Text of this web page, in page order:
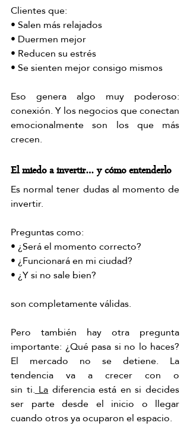
Clientes que:
• Salen más relajados
• Duermen mejor
• Reducen su estrés
• Se sienten mejor consigo mismos
Eso genera algo muy poderoso:
conexión. Y los negocios que conectan
emocionalmente son los que más
crecen.
El miedo a invertir… y cómo entenderlo
Es normal tener dudas al momento de
invertir.
Preguntas como:
• ¿Será el momento correcto?
• ¿Funcionará en mi ciudad?
• ¿Y si no sale bien?
son completamente válidas.
Pero también hay otra pregunta
importante: ¿Qué pasa si no lo haces?
El mercado no se detiene. La
tendencia va a crecer con o
sin ti. La diferencia está en si decides
ser parte desde el inicio o llegar
cuando otros ya ocuparon el espacio.